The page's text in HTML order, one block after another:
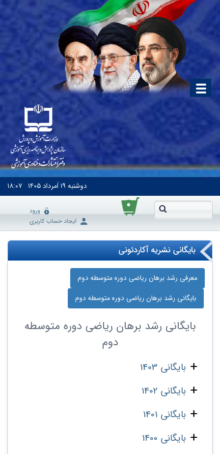
دوشنبه ۱۹ اَمرداد ۱۴۰۵ ۱۸:۰۷
۰
ورود
ایجاد حساب کاربری
بایگانی نشریه آکاردئونی
معرفی رشد برهان ریاضی دوره‌ متوسطه دوم
بایگانی رشد برهان ریاضی دوره‌ متوسطه دوم
بایگانی رشد برهان ریاضی دوره‌ متوسطه
دوم
بایگانی 1403
بایگانی 1402
بایگانی 1401
بایگانی 1400